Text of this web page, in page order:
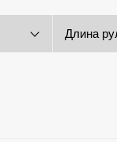
Длина